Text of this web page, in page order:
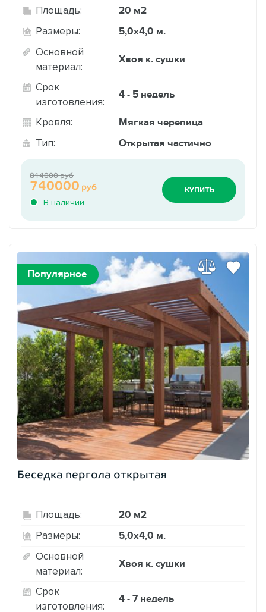
Площадь: 20 м2
Размеры: 5,0х4,0 м.
Основной
материал:
Хвоя к. сушки
Срок
изготовления:
4 - 5 недель
Кровля: Мягкая черепица
Тип: Открытая частично
В наличии
740000 руб
814000 руб
КУПИТЬ
Популярное
Беседка пергола открытая
Площадь: 20 м2
Размеры: 5,0х4,0 м.
Основной
материал:
Хвоя к. сушки
Срок
изготовления:
4 - 7 недель